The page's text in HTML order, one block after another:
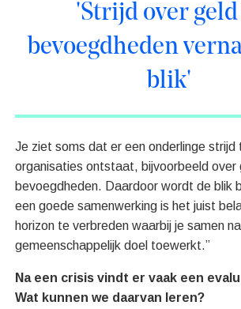
'Strijd over
bevoegdheden
blik'
Je ziet soms dat er een onderlinge strijd
organisaties ontstaat, bijvoorbeeld over
bevoegdheden. Daardoor wordt de blik
een goede samenwerking is het juist
horizon te verbreden waarbij je samen
gemeenschappelijk doel toewerkt.”
Na een crisis vindt er vaak een
Wat kunnen we daarvan leren?